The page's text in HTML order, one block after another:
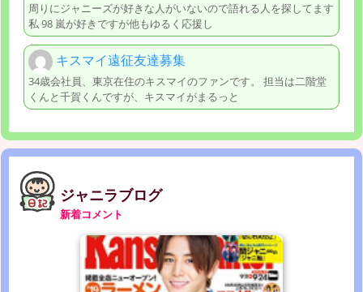
周りにジャニーズが好きな人がいないので語れる人を探してます
私 98 嵐が好きですが他もゆるく応援し
キスマイ遠征友達募集
34歳会社員、東京在住のキスマイのファンです。 担当は二階堂
くんと千賀くんですが、キスマイがまるっと
ジャニラブログ
新着コメント